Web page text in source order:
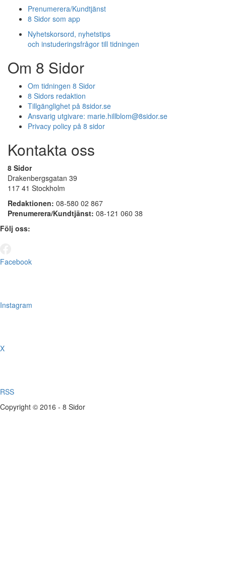
Prenumerera/Kundtjänst
8 Sidor som app
Nyhetskorsord, nyhetstips
och instuderingsfrågor till tidningen
Om 8 Sidor
Om tidningen 8 Sidor
8 Sidors redaktion
Tillgänglighet på 8sidor.se
Ansvarig utgivare: marie.hillblom@8sidor.se
Privacy policy på 8 sidor
Kontakta oss
8 Sidor
Drakenbergsgatan 39
117 41 Stockholm
Redaktionen: 08-580 02 867
Prenumerera/Kundtjänst: 08-121 060 38
Följ oss:
Facebook
Instagram
X
RSS
Copyright © 2016 - 8 Sidor